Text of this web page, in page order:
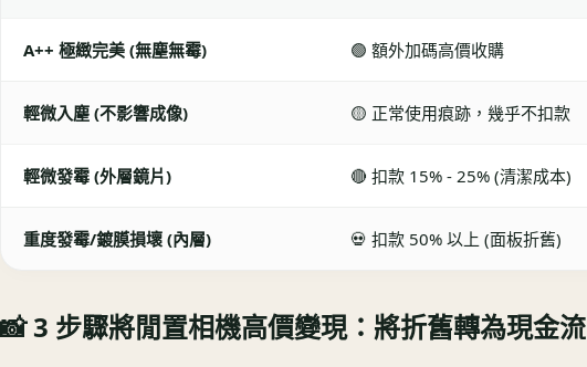
A++ 極緻完美 (無塵無霉) 🟢 額外加碼高價收購
輕微入塵 (不影響成像) 🟡 正常使用痕跡，幾乎不扣款
輕微發霉 (外層鏡片) 🔴 扣款 15% - 25% (清潔成本)
重度發霉/鍍膜損壞 (內層) 💀 扣款 50% 以上 (面板折舊)
📸 3 步驟將閒置相機高價變現：將折舊轉為現金流